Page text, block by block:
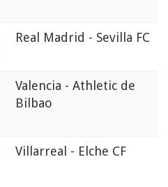
Real Madrid - Sevilla FC
Valencia - Athletic de
Bilbao
Villarreal - Elche CF